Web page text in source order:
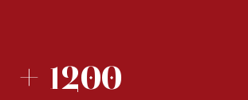
+ 1200